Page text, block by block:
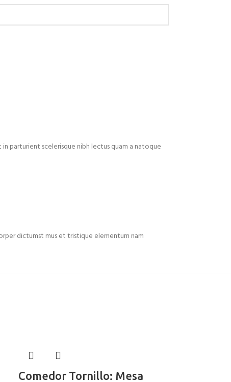
parturient scelerisque nibh lectus quam a natoque
dictumst mus et tristique elementum nam
Comedor Tornillo: Mesa